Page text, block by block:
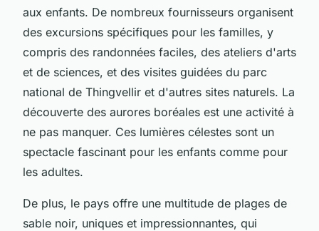
aux enfants. De nombreux fournisseurs organisent
des excursions spécifiques pour les familles, y
compris des randonnées faciles, des ateliers d'arts
et de sciences, et des visites guidées du parc
national de Thingvellir et d'autres sites naturels. La
découverte des aurores boréales est une activité à
ne pas manquer. Ces lumières célestes sont un
spectacle fascinant pour les enfants comme pour
les adultes.
De plus, le pays offre une multitude de plages de
sable noir, uniques et impressionnantes, qui